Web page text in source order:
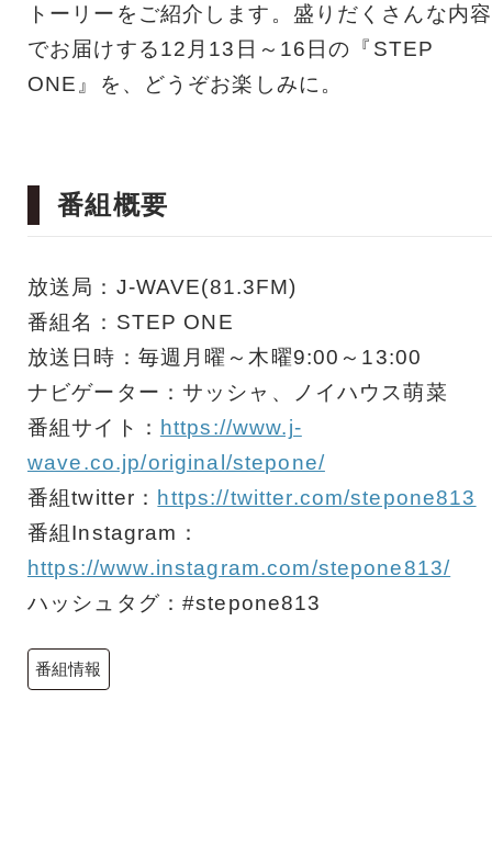
トーリーをご紹介します。盛りだくさんな内容
でお届けする12月13日～16日の『STEP
ONE』を、どうぞお楽しみに。
番組概要
放送局：J-WAVE(81.3FM)
番組名：STEP ONE
放送日時：毎週月曜～木曜9:00～13:00
ナビゲーター：サッシャ、ノイハウス萌菜
番組サイト： https://www.j-
wave.co.jp/original/stepone/
番組twitter： https://twitter.com/stepone813
番組Instagram：
https://www.instagram.com/stepone813/
ハッシュタグ：#stepone813
番組情報